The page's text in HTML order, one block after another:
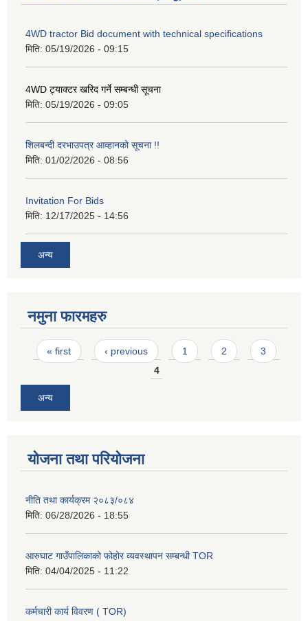
4WD tractor Bid document with technical specifications
मिति: 05/19/2026 - 09:15
4WD ट्याक्टर खरिद गर्ने सम्बन्धी सूचना
मिति: 05/19/2026 - 09:05
शिलबन्दी दरभाउपत्र आव्हानको सूचना !!
मिति: 01/02/2026 - 08:56
Invitation For Bids
मिति: 12/17/2025 - 14:56
अन्य
नमुना फारमहरु
Pages
« first ‹ previous 1 2
3
4
अन्य
योजना तथा परियोजना
नीति तथा कार्यक्रम २०८३/०८४
मिति: 06/28/2026 - 18:55
आरुघाट गाउँपालिकाको फोहोर व्यवस्थापन सम्बन्धी TOR
मिति: 04/04/2025 - 11:22
कर्मचारी कार्य विवरण ( TOR)